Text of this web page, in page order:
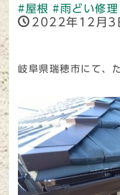
#屋根 #雨どい修理
2022年12月3
岐阜県瑞穂市にて、